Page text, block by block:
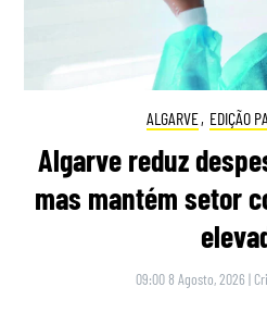
ALGARVE, EDIÇÃO
Algarve reduz
mas mantém setor
09:00 8 Agosto, 2026 |